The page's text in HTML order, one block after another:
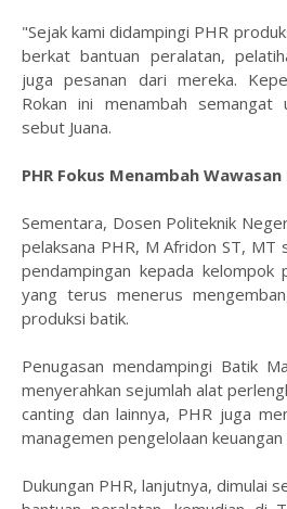
"Sejak kami didampingi PHR
berkat bantuan peralatan,
juga pesanan dari mereka.
Rokan ini menambah
sebut Juana.
PHR Fokus Menambah
Sementara, Dosen Politeknik
pelaksana PHR, M Afridon ST, MT
pendampingan kepada kelompok
yang terus menerus
produksi batik.
Penugasan mendampingi Batik
menyerahkan sejumlah alat
canting dan lainnya, PHR juga
managemen pengelolaan
Dukungan PHR, lanjutnya, dimulai